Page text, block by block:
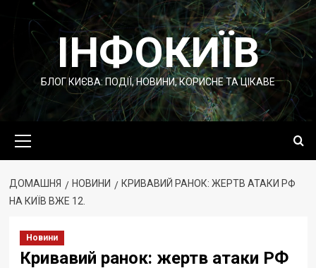
Перейти
ІНФОКИЇВ
БЛОГ КИЄВА: ПОДІЇ, НОВИНИ, КОРИСНЕ ТА ЦІКАВЕ
меню
ДОМАШНЯ НОВИНИ
КРИВАВИЙ РАНОК: ЖЕРТВ АТАКИ РФ
НА КИЇВ ВЖЕ 12.
Новини
Кривавий ранок: жертв атаки РФ